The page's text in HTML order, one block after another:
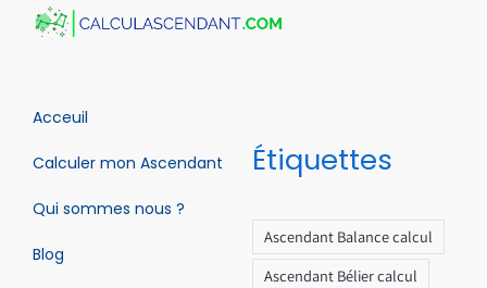
Acceuil
Calculer mon Ascendant
Qui sommes nous ?
Blog
Étiquettes
Ascendant Balance calcul
Ascendant Bélier calcul